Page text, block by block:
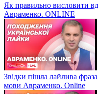
Як правильно висловити
Авраменко. ONLINE
Звідки пішла лайлива
мови Авраменко. Online